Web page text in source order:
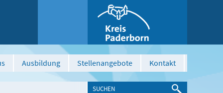
Ausbildung Stellenangebote Kontakt